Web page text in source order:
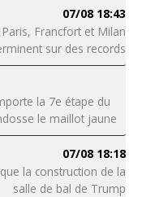
07/08 18:43
Francfort et Milan
sur des records
la 7e étape du
le maillot jaune
07/08 18:18
la construction de la
salle de bal de Trump